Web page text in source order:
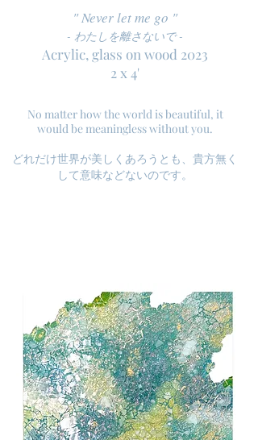
" Never let me go "
- わたしを離さないで -
Acrylic, glass on wood 2023
2 x 4'
No matter how the world is beautiful, it
would be meaningless without you.
どれだけ世界が美しくあろうとも、貴方無く
して意味などないのです。